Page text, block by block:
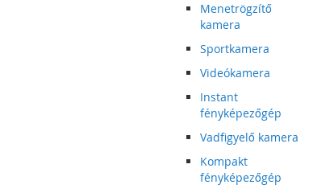
Menetrögzítő
kamera
Sportkamera
Videókamera
Instant
fényképezőgép
Vadfigyelő kamera
Kompakt
fényképezőgép